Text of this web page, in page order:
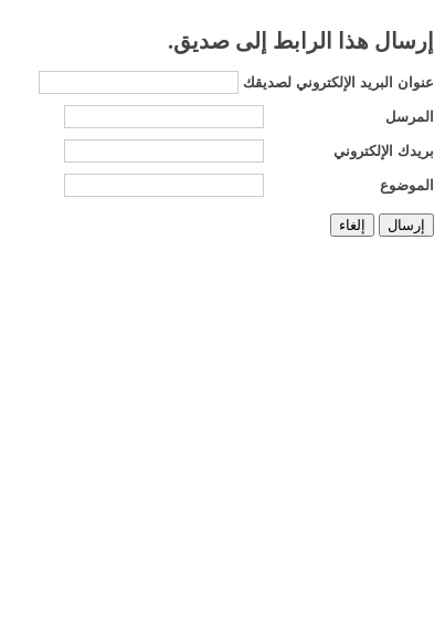
إرسال هذا الرابط إلى صديق.
عنوان البريد الإلكتروني لصديقك
المرسل
بريدك الإلكتروني
الموضوع
إرسال إلغاء